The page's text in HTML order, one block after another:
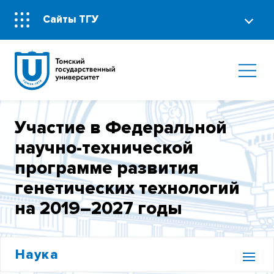
Сайты ТГУ
Участие в Федеральной
научно-технической
программе развития
генетических технологий
на 2019–2027 годы
Наука